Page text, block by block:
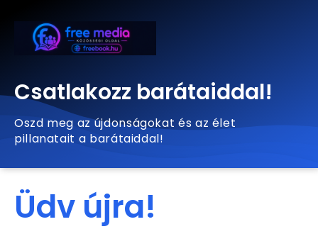
Csatlakozz barátaiddal!
Oszd meg az újdonságokat és az élet
pillanatait a barátaiddal!
Üdv újra!